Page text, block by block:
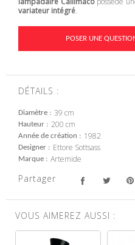
variateur intégré.
POSER UNE
DÉTAILS :
Diamètre 39 cm
Hauteur 200 cm
Année de création 1982
Designer Ettore Sottsass
Marque Artemide
Partager
VOUS AIMEREZ AUSSI :